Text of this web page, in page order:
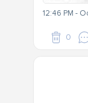
12:46 PM -
0